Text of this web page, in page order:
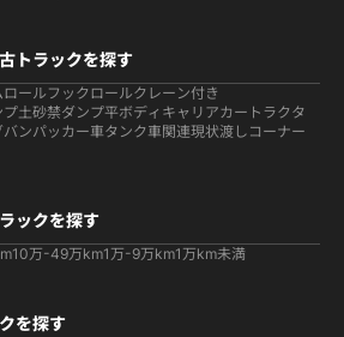
トラックを探す
ロールフックロールクレーン付き
プ土砂禁ダンプ平ボディ キャリアカー トラクタ
バンパッカー車タンク車関連現状渡しコーナー
ックを探す
10万-49万km1万-9万km1万km未満
を探す